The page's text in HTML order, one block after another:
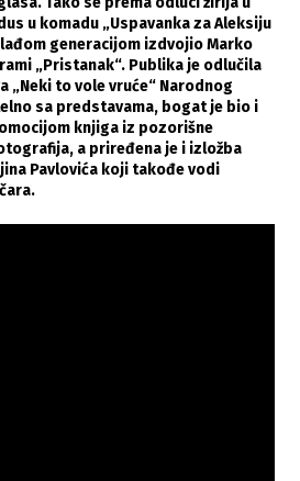
u komadu „Uspavanka za Aleksiju
generacijom izdvojio Marko
„Pristanak“. Publika je odlučila
„Neki to vole vruće“ Narodnog
sa predstavama, bogat je bio i
knjiga iz pozorišne
a priređena je i izložba
Pavlovića koji takođe vodi